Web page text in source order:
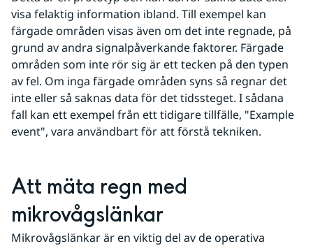
visa felaktig information ibland. Till exempel kan
färgade områden visas även om det inte regnade, på
grund av andra signalpåverkande faktorer. Färgade
områden som inte rör sig är ett tecken på den typen
av fel. Om inga färgade områden syns så regnar det
inte eller så saknas data för det tidssteget. I sådana
fall kan ett exempel från ett tidigare tillfälle, "Example
event", vara användbart för att förstå tekniken.
Att mäta regn med
mikrovågslänkar
Mikrovågslänkar är en viktig del av de operativa